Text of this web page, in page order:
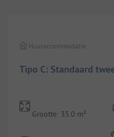
Tipo C: Standaard
Huuraccommodatie
Grootte: 35.0 m²